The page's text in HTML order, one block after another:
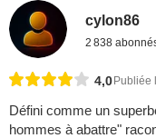
cylon86
2 838
4,0 Publiée
Défini comme un
hommes à abattre"